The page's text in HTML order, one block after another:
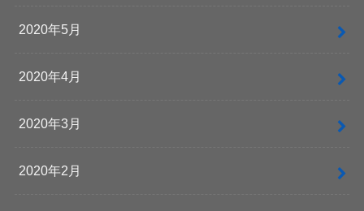
2020年5月
2020年4月
2020年3月
2020年2月